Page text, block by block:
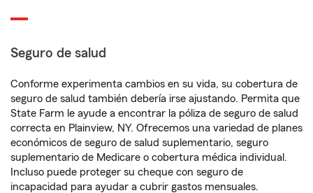
Seguro de salud
Conforme experimenta cambios en su vida, su cobertura de
seguro de salud también debería irse ajustando. Permita que
State Farm le ayude a encontrar la póliza de seguro de salud
correcta en Plainview, NY. Ofrecemos una variedad de planes
económicos de seguro de salud suplementario, seguro
suplementario de Medicare o cobertura médica individual.
Incluso puede proteger su cheque con seguro de
incapacidad para ayudar a cubrir gastos mensuales.